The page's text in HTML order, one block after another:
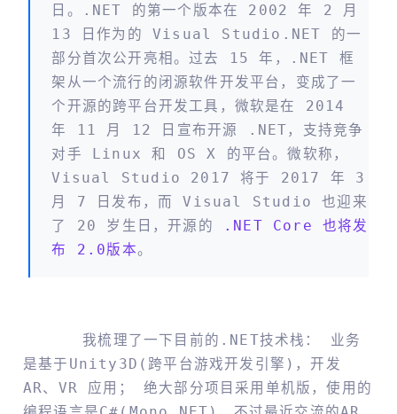
日。.NET 的第一个版本在 2002 年 2 月
13 日作为的 Visual Studio.NET 的一
部分首次公开亮相。过去 15 年，.NET 框
架从一个流行的闭源软件开发平台，变成了一
个开源的跨平台开发工具，微软是在 2014
年 11 月 12 日宣布开源 .NET，支持竞争
对手 Linux 和 OS X 的平台。微软称，
Visual Studio 2017 将于 2017 年 3
月 7 日发布，而 Visual Studio 也迎来
了 20 岁生日，开源的
.NET Core 也将发
布 2.0版本。
我梳理了一下目前的.NET技术栈： 业务
是基于Unity3D(跨平台游戏开发引擎)，开发
AR、VR 应用； 绝大部分项目采用单机版，使用的